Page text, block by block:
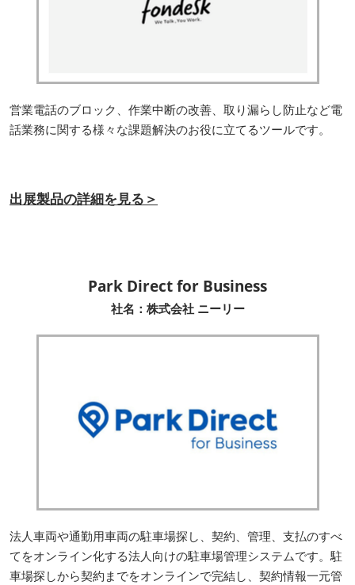
営業電話のブロック、作業中断の改善、取り漏らし防止など電
話業務に関する様々な課題解決のお役に立てるツールです。
出展製品の詳細を見る＞
Park Direct for Business
社名：株式会社 ニーリー
法人車両や通勤用車両の駐車場探し、契約、管理、支払のすべ
てをオンライン化する法人向けの駐車場管理システムです。駐
車場探しから契約までをオンラインで完結し、契約情報一元管